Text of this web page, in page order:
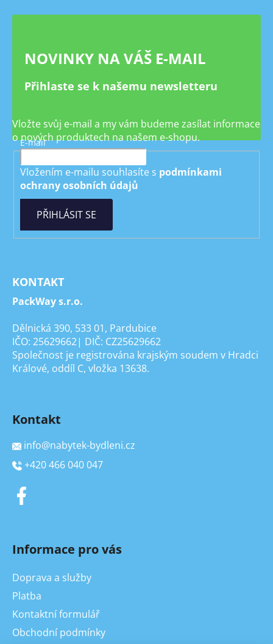
NOVINKY NA VÁŠ E-MAIL
Přihlaste se k našemu newsletteru
Vložte svůj e-mail a my vám budeme zasílat informace
o nových produktech na našem e-shopu.
E-mail
Vložením e-mailu souhlasíte s podmínkami
ochrany osobních údajů
PŘIHLÁSIT SE
KONTAKT
PackWay s.r.o.
Dělnická 390, 533 01, Pardubice
IČO: 25629662| DIČ: CZ25629662
Společnost je registrována krajským soudem v Hradci
Králové, oddíl C, vložka 13638.
Kontakt
info@nabytek-bydleni.cz
+420 466 040 047
Informace pro vás
Doprava a služby
Platba
Kontaktní formulář
Obchodní podmínky